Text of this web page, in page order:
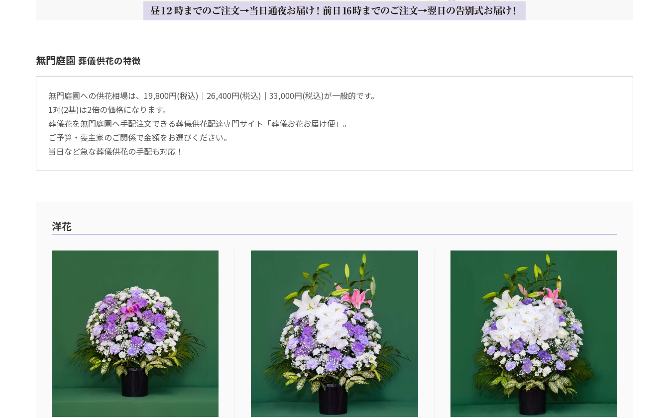
無門庭園 葬儀供花の特徴
無門庭園への供花相場は、19,800円(税込)│26,400円(税込)│33,000円(税込)が一般的です。
1対(2基)は2倍の価格になります。
葬儀花を無門庭園へ手配注文できる葬儀供花配達専門サイト「葬儀お花お届け便」。
ご予算・喪主家のご関係で金額をお選びください。
当日など急な葬儀供花の手配も対応！
洋花